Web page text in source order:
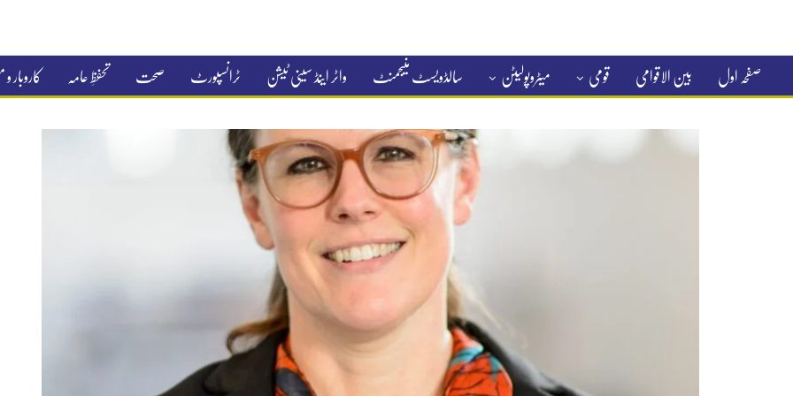
صفحہ اول بین الاقوامی قومی میٹروپولیٹن سالڈویسٹ منیجمنٹ واٹر اینڈ سینی ٹیشن ٹرانسپورٹ صحت تحفظِ عامہ کاروبار